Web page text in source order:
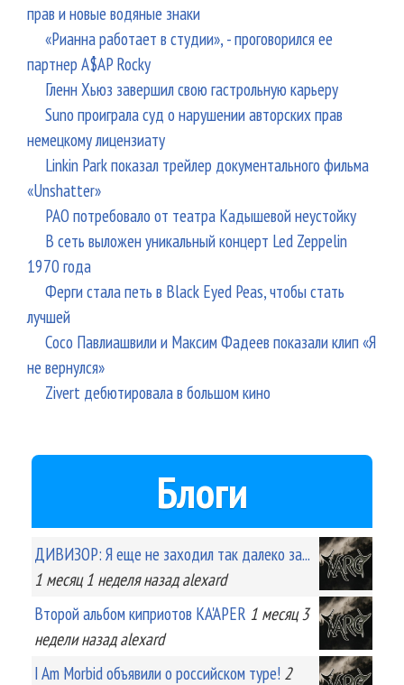
прав и новые водяные знаки
«Рианна работает в студии», - проговорился ее
партнер A$AP Rocky
Гленн Хьюз завершил свою гастрольную карьеру
Suno проиграла суд о нарушении авторских прав
немецкому лицензиату
Linkin Park показал трейлер документального фильма
«Unshatter»
РАО потребовало от театра Кадышевой неустойку
В сеть выложен уникальный концерт Led Zeppelin
1970 года
Ферги стала петь в Black Eyed Peas, чтобы стать
лучшей
Сосо Павлиашвили и Максим Фадеев показали клип «Я
не вернулся»
Zivert дебютировала в большом кино
Блоги
ДИВИЗОР: Я еще не заходил так далеко за...
1 месяц 1 неделяназад alexard
Второй альбом киприотов KA'APER 1 месяц 3
неделиназад alexard
I Am Morbid объявили о российском туре! 2